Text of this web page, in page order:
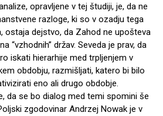
opravljene v tej študiji, je, da ne
razloge, ki so v ozadju tega
ostaja dejstvo, da Zahod ne upošteva
“vzhodnih” držav. Seveda je prav, da
iskati hierarhije med trpljenjem v
obdobju, razmišljati, katero bi bilo
eno ali drugo obdobje.
da se bo dialog med temi spomini še
zgodovinar Andrzej Nowak je v